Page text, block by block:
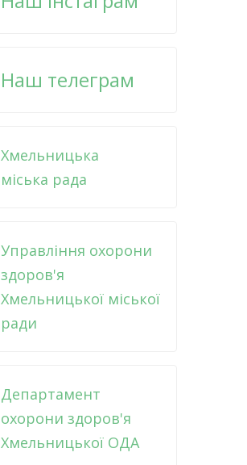
Наш телеграм
Хмельницька
міська рада
Управління охорони
здоров'я
Хмельницької міської
ради
Департамент
охорони здоров'я
Хмельницької ОДА